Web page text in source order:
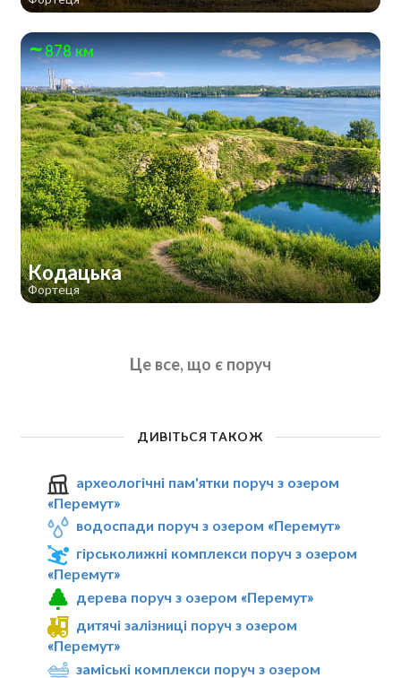
878 км
Кодацька
Фортеця
Це все, що є поруч
ДИВІТЬСЯ ТАКОЖ
археологічні пам'ятки поруч з озером
«Перемут»
водоспади поруч з озером «Перемут»
гірськолижні комплекси поруч з озером
«Перемут»
дерева поруч з озером «Перемут»
дитячі залізниці поруч з озером
«Перемут»
заміські комплекси поруч з озером